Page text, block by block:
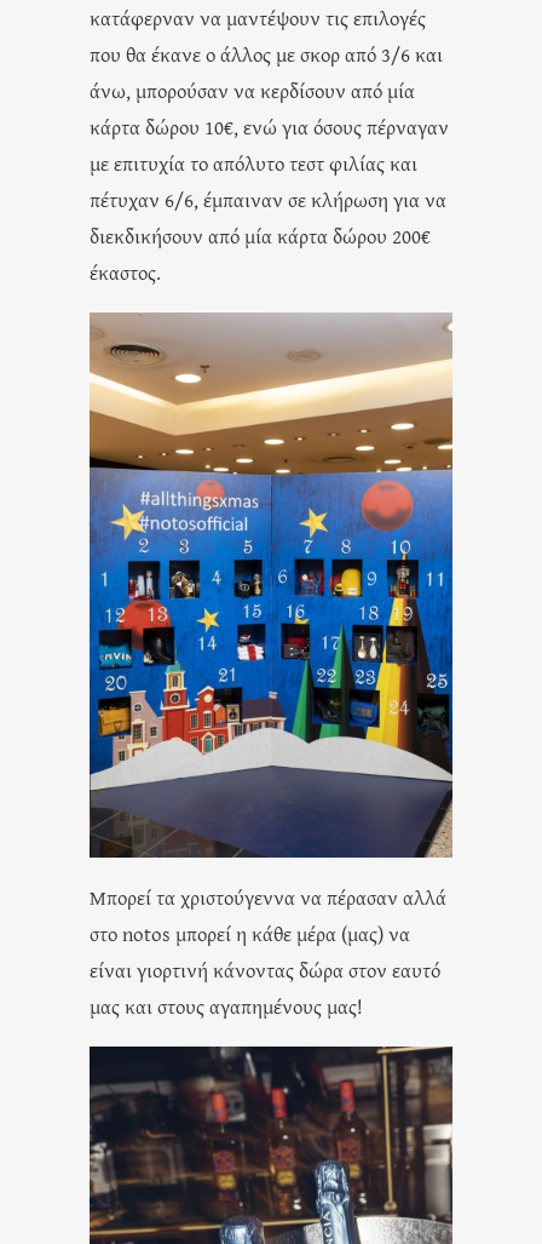
κατάφερναν να μαντέψουν τις επιλογές
που θα έκανε ο άλλος με σκορ από 3/6 και
άνω, μπορούσαν να κερδίσουν από μία
κάρτα δώρου 10€, ενώ για όσους πέρναγαν
με επιτυχία το απόλυτο τεστ φιλίας και
πέτυχαν 6/6, έμπαιναν σε κλήρωση για να
διεκδικήσουν από μία κάρτα δώρου 200€
έκαστος.
Μπορεί τα χριστούγεννα να πέρασαν αλλά
στο notos μπορεί η κάθε μέρα (μας) να
είναι γιορτινή κάνοντας δώρα στον εαυτό
μας και στους αγαπημένους μας!